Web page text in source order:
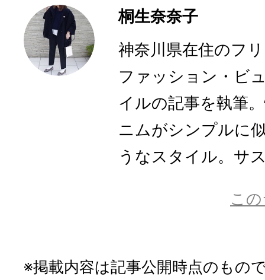
桐生奈奈子
神奈川県在住のフ
ファッション・ビ
イルの記事を執筆
ニムがシンプルに
うなスタイル。サ
こ
※掲載内容は記事公開時点のもの